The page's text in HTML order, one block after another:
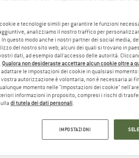
fino al 30%
e tecnologie simili per garantire le funzioni
analizziamo il nostro traffico per
questo modo anche i nostri partner dei social media,
del nostro sito web; alcuni dei quali si trovano in
dati, ad esempio dall'accesso delle autorità.
Qualora non desideraste accettare alcun cookie oltre a
adattare le impostazioni dei cookie in qualsiasi
autorizzazione è volontaria, non è necessaria ai
momento nelle "Impostazioni dei cookie"
informazioni in proposito, compresi i rischi di
di tutela dei dati personali.
IMPOSTAZIONI